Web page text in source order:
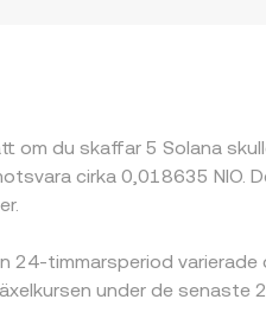
om du skaffar 5 Solana
cirka 0,018635 NIO.
24-timmarsperiod
under de senaste